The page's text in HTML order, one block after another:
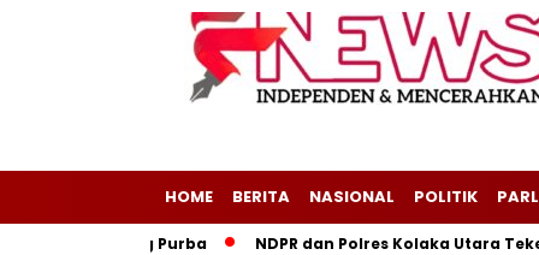
HOME BERITA NASIONAL POLITIK
Layang Purba NDPR dan Polres Kolaka Utara